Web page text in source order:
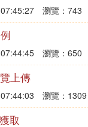
瀏覽：743
瀏覽：650
上傳
瀏覽：1309
取